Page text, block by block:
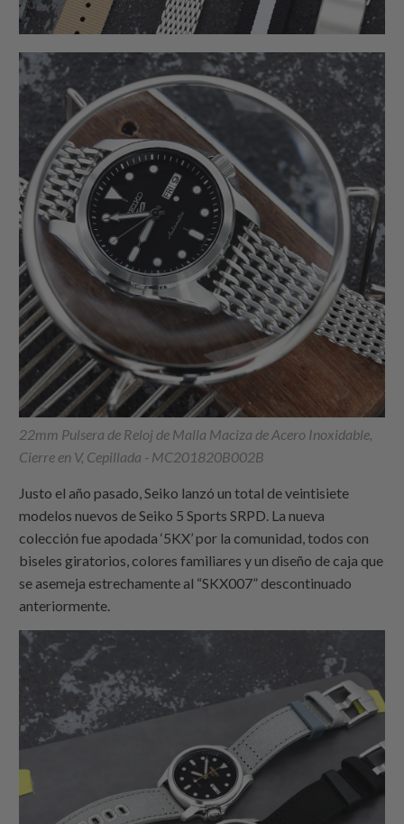
22mm Pulsera de Reloj de Malla Maciza de Acero Inoxidable,
Cierre en V, Cepillada - MC201820B002B
Justo el año pasado, Seiko lanzó un total de veintisiete
modelos nuevos de Seiko 5 Sports SRPD. La nueva
colección fue apodada ‘5KX’ por la comunidad, todos con
biseles giratorios, colores familiares y un diseño de caja que
se asemeja estrechamente al “SKX007” descontinuado
anteriormente.